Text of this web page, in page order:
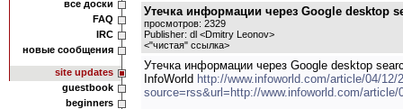
все доски
FAQ
IRC
новые сообщения
site updates
guestbook
beginners
Утечка информации через Google desktop
просмотров: 2329
Publisher: dl <Dmitry Leonov>
<"чистая" ссылка>
Утечка информации через Google desktop
InfoWorld http://www.infoworld.com/article/04/12/
source=rss&url=http://www.infoworld.com/article/